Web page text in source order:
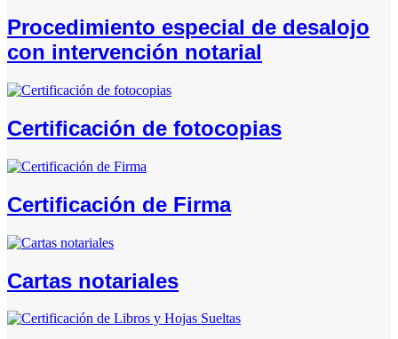
Procedimiento especial de desalojo
con intervención notarial
Certificación de fotocopias
Certificación de Firma
Cartas notariales